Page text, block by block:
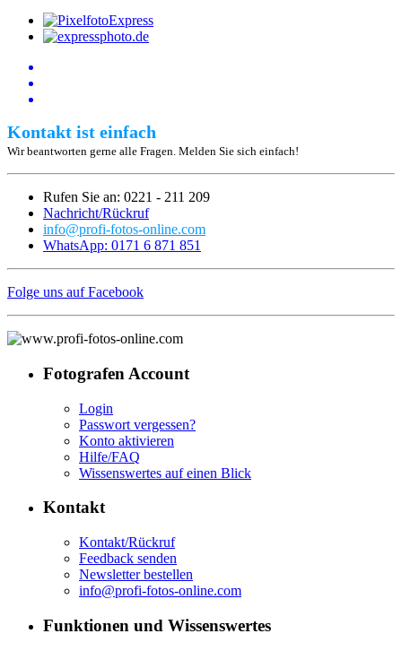
Kontakt ist einfach
Wir beantworten gerne alle Fragen. Melden Sie sich einfach!
Rufen Sie an: 0221 - 211 209
Nachricht/Rückruf
info@profi-fotos-online.com
WhatsApp: 0171 6 871 851
Folge uns auf Facebook
Fotografen Account
Login
Passwort vergessen?
Konto aktivieren
Hilfe/FAQ
Wissenswertes auf einen Blick
Kontakt
Kontakt/Rückruf
Feedback senden
Newsletter bestellen
info@profi-fotos-online.com
Funktionen und Wissenswertes